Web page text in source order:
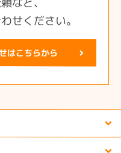
せください。
はこちらから